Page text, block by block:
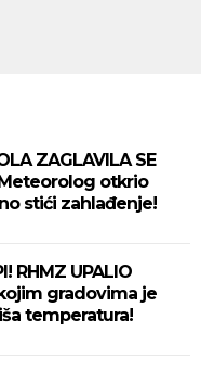
ZAGLAVILA SE
Meteorolog otkrio
stići zahlađenje!
RHMZ UPALIO
gradovima je
temperatura!